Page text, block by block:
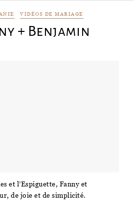
VIDÉOS DE MARIAGE
+ Benjamin
et l’Espiguette, Fanny et
de joie et de simplicité.